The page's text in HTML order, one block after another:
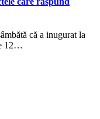
că a inugurat la
12…